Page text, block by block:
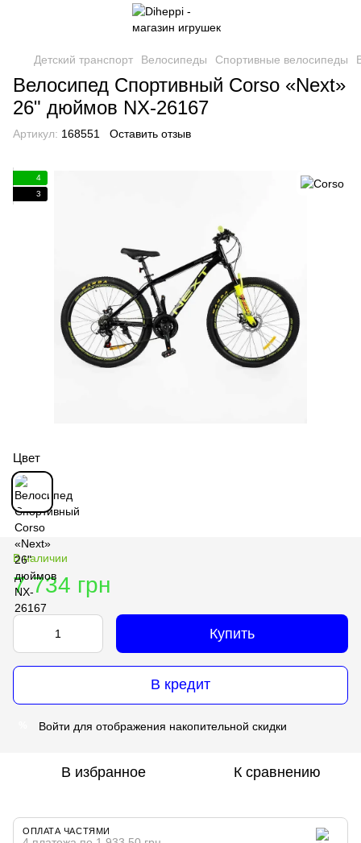
Детский транспорт Велосипеды Спортивные велосипеды
Велосипед Спортивный Corso «Next»
26" дюймов NX-26167
Артикул: 168551 Оставить отзыв
4
3
Цвет
В наличии
7 734 грн
Купить
В кредит
Войти для отображения накопительной скидки
В избранное К сравнению
ОПЛАТА ЧАСТЯМИ